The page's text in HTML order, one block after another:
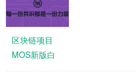
区块链项目
MOS新版白